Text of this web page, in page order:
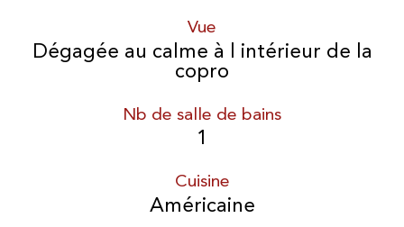
Vue
Dégagée au calme à l intérieur de la
copro
Nb de salle de bains
1
Cuisine
Américaine